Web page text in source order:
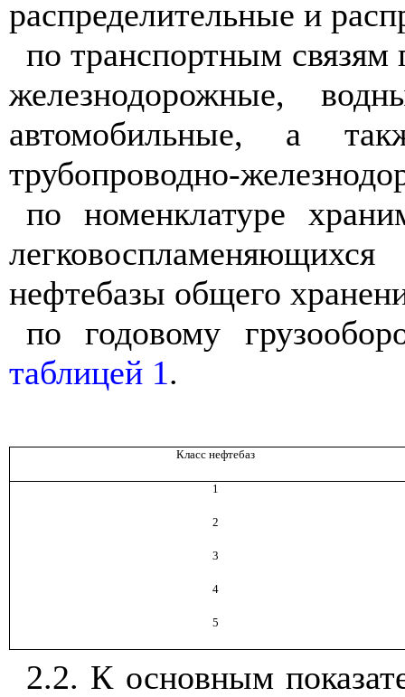
распределительные и
по транспортным связям
железнодорожные,
автомобильные, а
трубопроводно-
по номенклатуре
нефтебазы общего
по годовому
таблицей 1.
Класс нефтебаз
1
2
3
4
5
2.2. К основным